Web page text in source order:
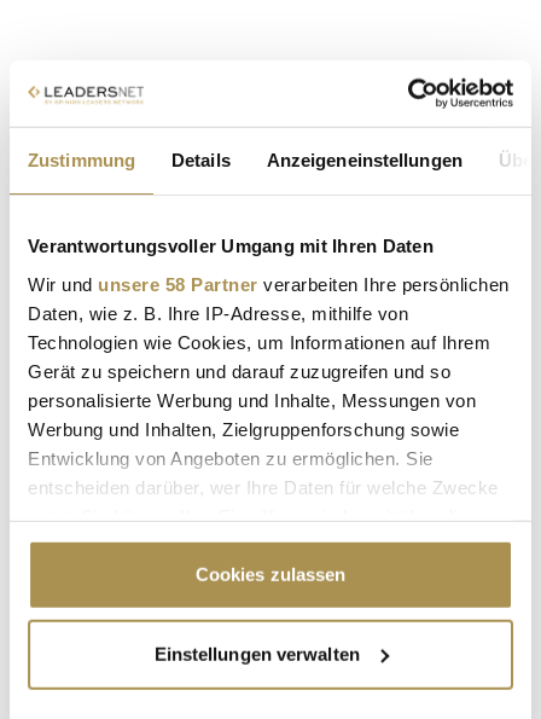
Zustimmung Details Anzeigeneinstellungen
Verantwortungsvoller Umgang mit Ihren Daten
Wir und unsere 58 Partner verarbeiten Ihre persönlichen
Daten, wie z. B. Ihre IP-Adresse, mithilfe von
Technologien wie Cookies, um Informationen auf Ihrem
Gerät zu speichern und darauf zuzugreifen und so
personalisierte Werbung und Inhalte, Messungen von
Werbung und Inhalten, Zielgruppenforschung sowie
Entwicklung von Angeboten zu ermöglichen. Sie
entscheiden darüber, wer Ihre Daten für welche Zwecke
Cookie-Erklärung oder durch Klicken auf das Privacy
Trigger Symbol ändern oder widerrufen
Informationen über Ihre geografische Lage
erfassen, welche bis auf einige Meter genau sein
Cookies zulassen
Einstellungen verwalten